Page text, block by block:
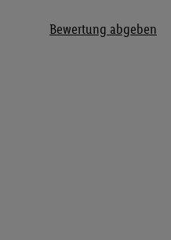
Bewertung abgeben